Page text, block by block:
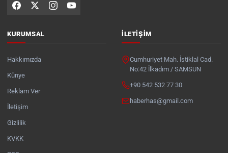
KURUMSAL
Hakkımızda
Künye
Reklam Ver
İletişim
Gizlilik
KVKK
İLETIŞIM
Cumhuriyet Mah. İstiklal Cad.
No:42 İlkadım / SAMSUN
+90 542 532 77 30
haberhas@gmail.com